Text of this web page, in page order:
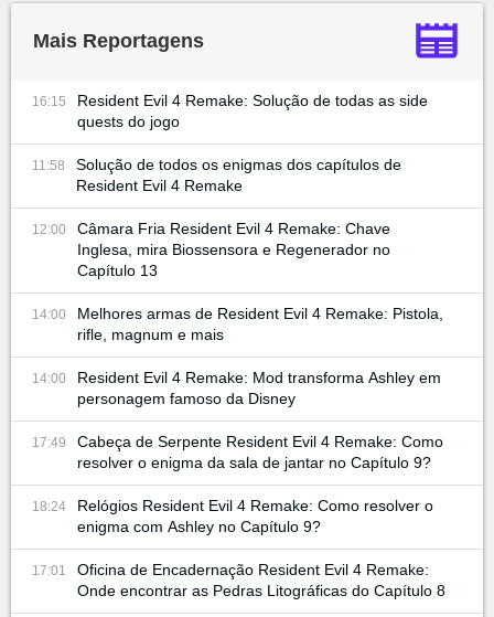
Mais Reportagens
16:15
Resident Evil 4 Remake: Solução de todas as side
quests do jogo
11:58
Solução de todos os enigmas dos capítulos de
Resident Evil 4 Remake
12:00
Câmara Fria Resident Evil 4 Remake: Chave
Inglesa, mira Biossensora e Regenerador no
Capítulo 13
14:00
Melhores armas de Resident Evil 4 Remake: Pistola,
rifle, magnum e mais
14:00
Resident Evil 4 Remake: Mod transforma Ashley em
personagem famoso da Disney
17:49
Cabeça de Serpente Resident Evil 4 Remake: Como
resolver o enigma da sala de jantar no Capítulo 9?
18:24
Relógios Resident Evil 4 Remake: Como resolver o
enigma com Ashley no Capítulo 9?
17:01
Oficina de Encadernação Resident Evil 4 Remake:
Onde encontrar as Pedras Litográficas do Capítulo 8